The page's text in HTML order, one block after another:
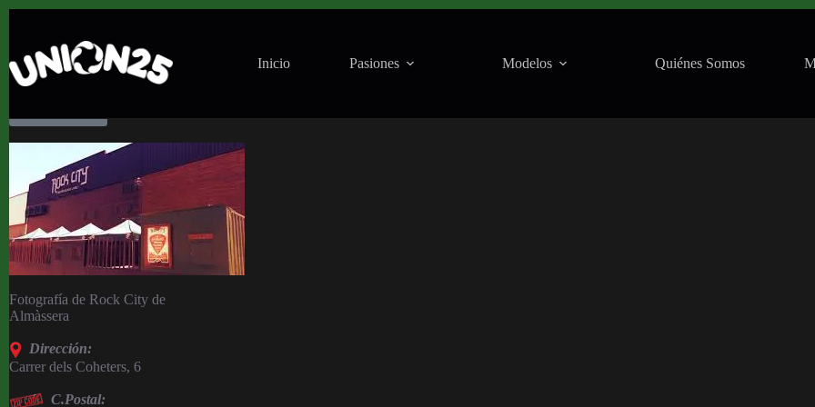
Inicio Pasiones Modelos Quiénes Somos
Fotografía de Rock City de
Almàssera
Dirección:
Carrer dels Coheters, 6
C.Postal: